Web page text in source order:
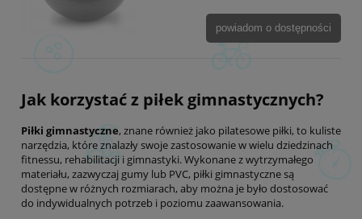
powiadom o dostępności
Jak korzystać z piłek gimnastycznych?
Piłki gimnastyczne, znane również jako pilatesowe piłki, to kuliste
narzędzia, które znalazły swoje zastosowanie w wielu dziedzinach
fitnessu, rehabilitacji i gimnastyki. Wykonane z wytrzymałego
materiału, zazwyczaj gumy lub PVC, piłki gimnastyczne są
dostępne w różnych rozmiarach, aby można je było dostosować
do indywidualnych potrzeb i poziomu zaawansowania.